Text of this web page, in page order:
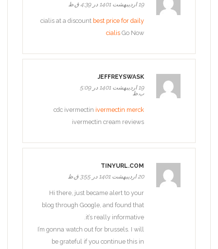
19 اردیبهشت 1401 در 4:39 ق.ظ
cialis at a discount best price for daily
cialis Go Now
JEFFREYSWASK
19 اردیبهشت 1401 در 5:09
ب.ظ
cdc ivermectin ivermectin merck
ivermectin cream reviews
TINYURL.COM
20 اردیبهشت 1401 در 3:55 ق.ظ
Hi there, just became alert to your
blog through Google, and found that
it’s really informative.
I’m gonna watch out for brussels. I will
be grateful if you continue this in